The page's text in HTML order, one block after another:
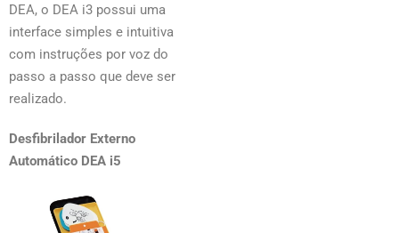
DEA, o DEA i3 possui uma
interface simples e intuitiva
com instruções por voz do
passo a passo que deve ser
realizado.
Desfibrilador Externo
Automático DEA i5